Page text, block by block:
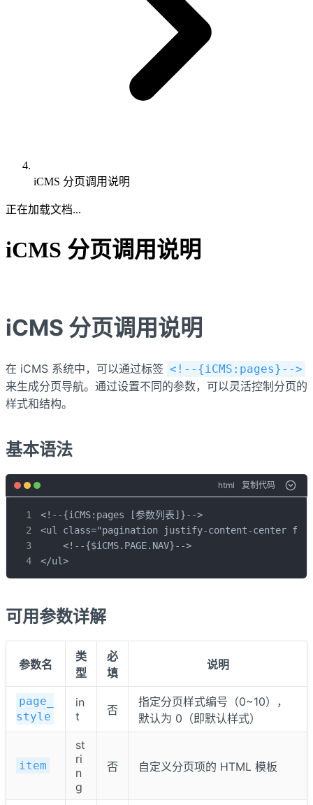
iCMS 分页调用说明
正在加载文档...
iCMS 分页调用说明
iCMS 分页调用说明
在 iCMS 系统中，可以通过标签 <!--{iCMS:pages}-->
来生成分页导航。通过设置不同的参数，可以灵活控制分页的
样式和结构。
基本语法
html 复制代码
<!--{iCMS:pages [参数列表]}-->
<ul class="pagination justify-content-center
    <!--{$iCMS.PAGE.NAV}-->
</ul>
可用参数详解
参数名
类
型
必
填
说明
page_
style
in
t
否
指定分页样式编号（0~10），
默认为 0（即默认样式）
item
st
ri
n
g
否 自定义分页项的 HTML 模板